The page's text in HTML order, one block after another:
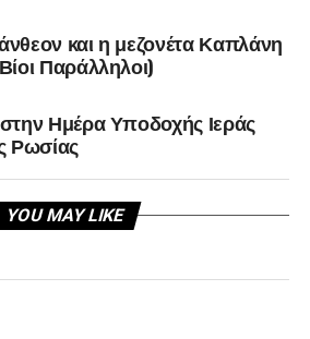
και η μεζονέτα Καπλάνη
Παράλληλοι)
Ημέρα Υποδοχής Ιεράς
Ρωσίας
YOU MAY LIKE